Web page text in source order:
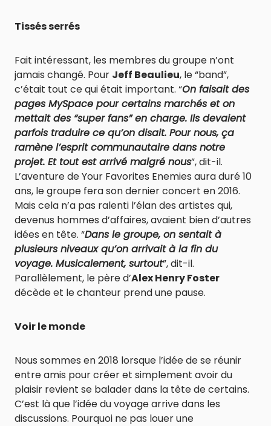
Tissés serrés
Fait intéressant, les membres du groupe n’ont
jamais changé. Pour Jeff Beaulieu, le “band”,
c’était tout ce qui était important. “On faisait des
pages MySpace pour certains marchés et on
mettait des “super fans” en charge. Ils devaient
parfois traduire ce qu’on disait. Pour nous, ça
ramène l’esprit communautaire dans notre
projet. Et tout est arrivé malgré nous”, dit-il.
L’aventure de Your Favorites Enemies aura duré 10
ans, le groupe fera son dernier concert en 2016.
Mais cela n’a pas ralenti l’élan des artistes qui,
devenus hommes d’affaires, avaient bien d’autres
idées en tête. “Dans le groupe, on sentait à
plusieurs niveaux qu’on arrivait à la fin du
voyage. Musicalement, surtout”, dit-il.
Parallèlement, le père d’Alex Henry Foster
décède et le chanteur prend une pause.
Voir le monde
Nous sommes en 2018 lorsque l’idée de se réunir
entre amis pour créer et simplement avoir du
plaisir revient se balader dans la tête de certains.
C’est là que l’idée du voyage arrive dans les
discussions. Pourquoi ne pas louer une